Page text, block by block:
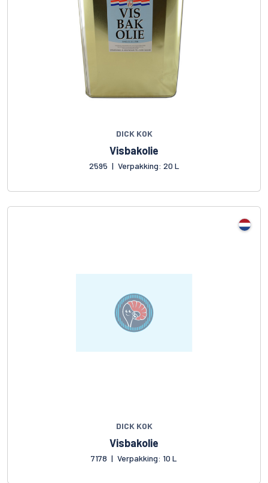
DICK KOK
Visbakolie
2595 | Verpakking: 20 L
DICK KOK
Visbakolie
7178 | Verpakking: 10 L